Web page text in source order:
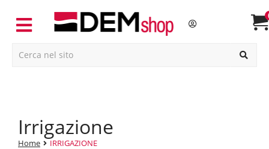
irrigazione
Home IRRIGAZIONE